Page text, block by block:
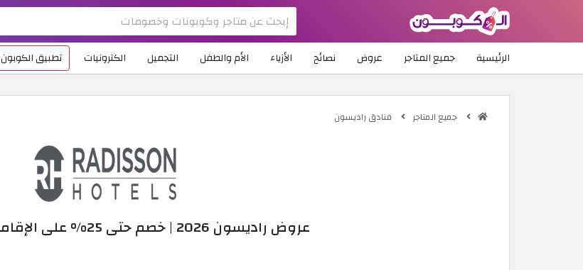
الرئيسية جميع المتاجر عروض نصائح الأزياء الأم والطفل التجميل الكترونيات تطبيق الكوبون
جميع المتاجر فنادق راديسون
عروض راديسون 2026 | خصم حتى 25% على الإقامة مُسبقة الدفع